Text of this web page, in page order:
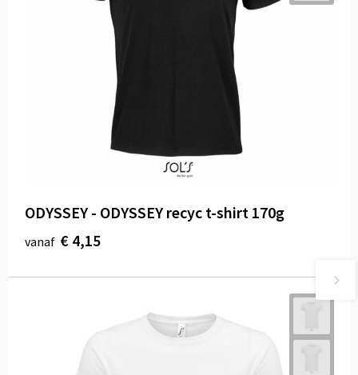
ODYSSEY - ODYSSEY recyc t-shirt 170g
vanaf € 4,15